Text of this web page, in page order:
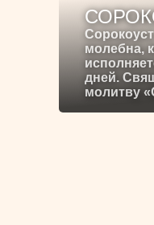
молебна,
дней.
молитву